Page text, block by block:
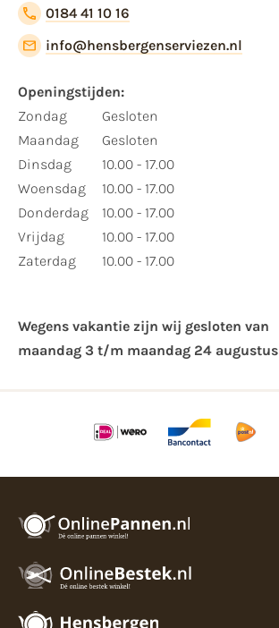
0184 41 10 16
info@hensbergenserviezen.nl
Openingstijden:
Zondag
Maandag
Dinsdag
Woensdag
Donderdag
Vrijdag
Zaterdag
Gesloten
Gesloten
10.00 - 17.00
10.00 - 17.00
10.00 - 17.00
10.00 - 17.00
10.00 - 17.00
Wegens vakantie zijn wij gesloten van ​
maandag 3 t/m maandag 24 augustus